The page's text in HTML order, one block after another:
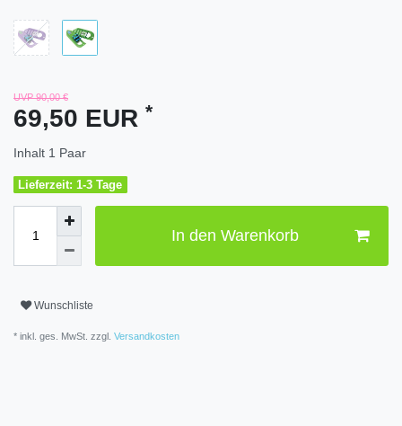
UVP 90,00 €
69,50 EUR *
Inhalt 1 Paar
Lieferzeit: 1-3 Tage
In den Warenkorb
Wunschliste
* inkl. ges. MwSt. zzgl. Versandkosten